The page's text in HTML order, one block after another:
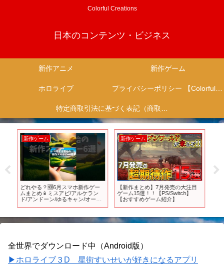
Colorful Creations
日本のコンテンツ・ビジネス
新作アニメ 新作ゲーム
ホロライブ プライバシーポリシー 【Colorful Creation】
特定商取引法に基づく表記（商取引に関する開示）
新作ゲーム
どれやる？🆕6月スマホ新作ゲー
ムまとめ📱ミスアビ/アルケラン
ド/アンドーン/ゆるキャン/オーデ
新作ゲーム
【新作まとめ】7月発売の大注目
ゲーム15選！！【PS/Switch】
【おすすめゲーム紹介】
全世界でダウンロード中（Android版）
▶ホロライブ３D 星街すいせいが好きになるアプリ